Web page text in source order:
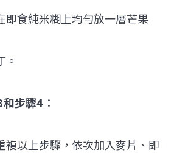
即食純米糊上均勻放一層芒果
。
和步驟4 ：
複以上步驟，依次加入麥片、即